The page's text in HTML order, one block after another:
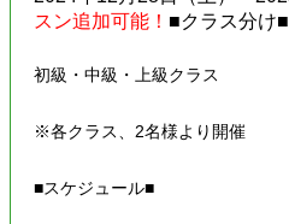
スン追加可能！ ■クラス分け■
初級・中級・上級クラス
※各クラス、2名様より開催
■スケジュール■